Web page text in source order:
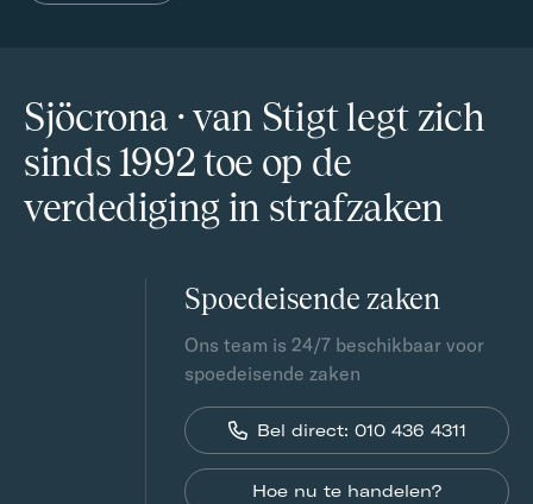
Sjöcrona · van Stigt legt zich
sinds 1992 toe op de
verdediging in strafzaken
Spoedeisende zaken
Ons team is 24/7 beschikbaar voor
spoedeisende zaken
Bel direct: 010 436 4311
Hoe nu te handelen?